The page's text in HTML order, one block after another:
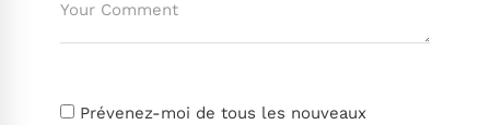
Prévenez-moi de tous les nouveaux